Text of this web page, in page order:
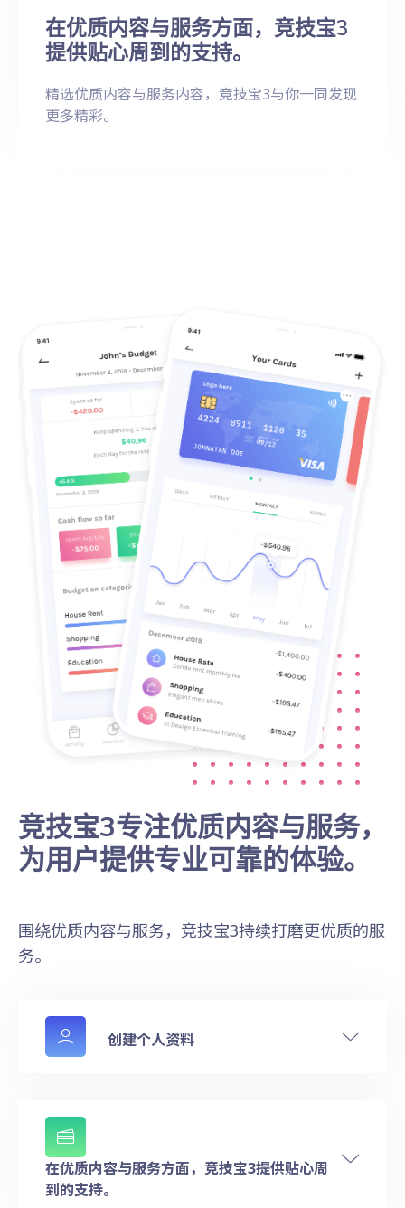
在优质内容与服务方面，竞技宝3
提供贴心周到的支持。
精选优质内容与服务内容，竞技宝3与你一同发现
更多精彩。
竞技宝3专注优质内容与服务，
为用户提供专业可靠的体验。
围绕优质内容与服务，竞技宝3持续打磨更优质的服
务。
创建个人资料
在优质内容与服务方面，竞技宝3提供贴心周
到的支持。